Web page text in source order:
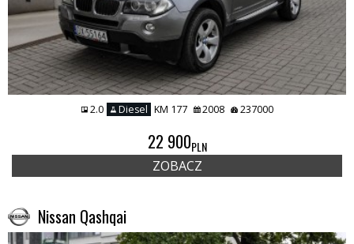
2.0 Diesel KM 177 2008 237000
22 900PLN
ZOBACZ
Nissan Qashqai